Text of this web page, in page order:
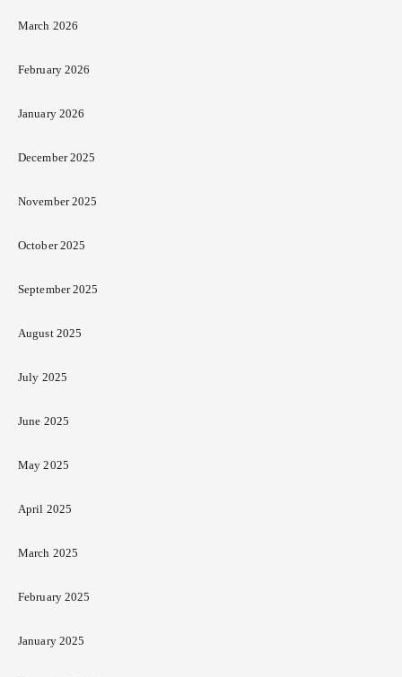
March 2026
February 2026
January 2026
December 2025
November 2025
October 2025
September 2025
August 2025
July 2025
June 2025
May 2025
April 2025
March 2025
February 2025
January 2025